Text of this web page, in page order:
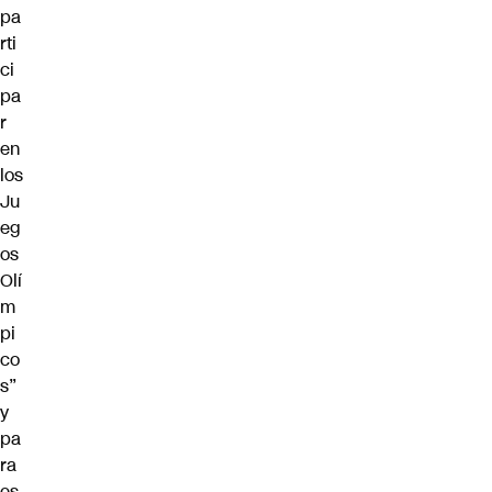
pa
rti
ci
pa
r
en
los
Ju
eg
os
Olí
m
pi
co
s”
y
pa
ra